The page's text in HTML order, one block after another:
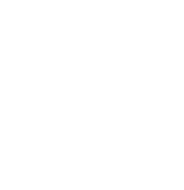
مشتقات الأسهم